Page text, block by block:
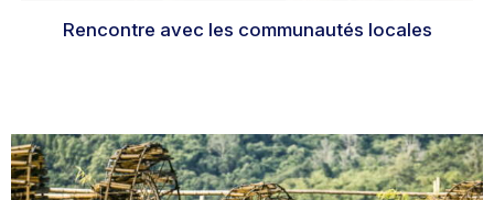
Rencontre avec les communautés locales